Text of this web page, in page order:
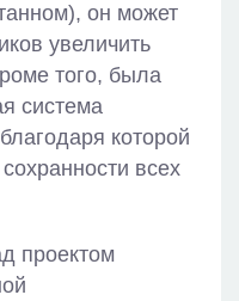
он может
увеличить
того, была
система
которой
всех
проектом